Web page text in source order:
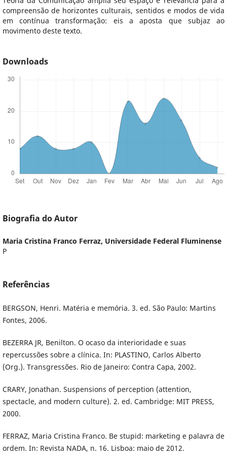
compreensão de horizontes culturais, sentidos e modos de vida
em contínua transformação: eis a aposta que subjaz ao
movimento deste texto.
Downloads
Biografia do Autor
Maria Cristina Franco Ferraz, Universidade Federal Fluminense
P
Referências
BERGSON, Henri. Matéria e memória. 3. ed. São Paulo: Martins
Fontes, 2006.
BEZERRA JR, Benilton. O ocaso da interioridade e suas
repercussões sobre a clínica. In: PLASTINO, Carlos Alberto
(Org.). Transgressões. Rio de Janeiro: Contra Capa, 2002.
CRARY, Jonathan. Suspensions of perception (attention,
spectacle, and modern culture). 2. ed. Cambridge: MIT PRESS,
2000.
FERRAZ, Maria Cristina Franco. Be stupid: marketing e palavra de
ordem. In: Revista NADA, n. 16. Lisboa: maio de 2012.